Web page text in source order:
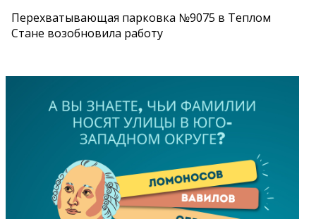
Перехватывающая парковка №9075 в Теплом
Стане возобновила работу